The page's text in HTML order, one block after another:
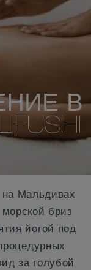
В
на Мальдивах
бриз
йогой под
за голубой